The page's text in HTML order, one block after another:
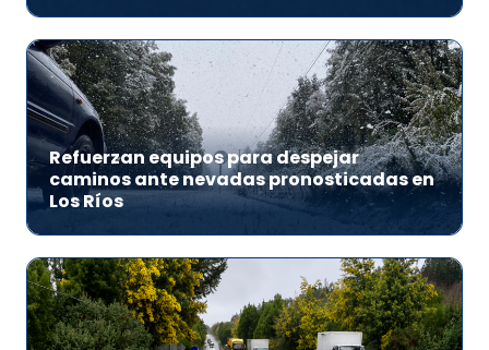
Refuerzan equipos para despejar
caminos ante nevadas pronosticadas en
Los Ríos